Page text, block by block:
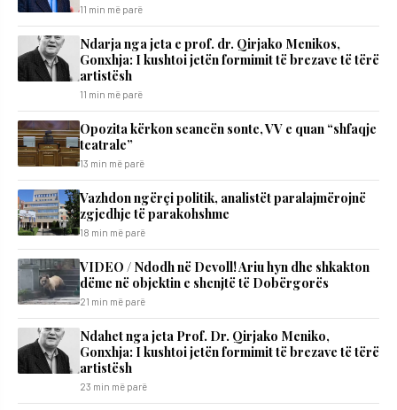
11 min më parë
Ndarja nga jeta e prof. dr. Qirjako Menikos,
Gonxhja: I kushtoi jetën formimit të brezave të tërë
artistësh
11 min më parë
Opozita kërkon seancën sonte, VV e quan “shfaqje
teatrale”
13 min më parë
Vazhdon ngërçi politik, analistët paralajmërojnë
zgjedhje të parakohshme
18 min më parë
VIDEO / Ndodh në Devoll! Ariu hyn dhe shkakton
dëme në objektin e shenjtë të Dobërgorës
21 min më parë
Ndahet nga jeta Prof. Dr. Qirjako Meniko,
Gonxhja: I kushtoi jetën formimit të brezave të tërë
artistësh
23 min më parë